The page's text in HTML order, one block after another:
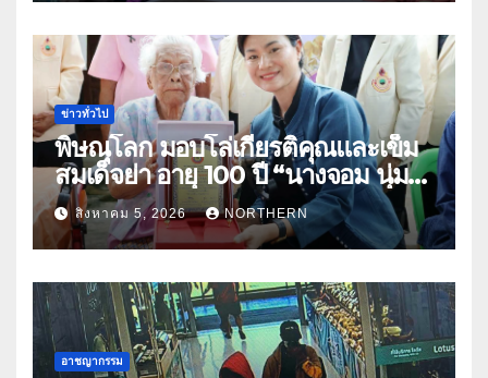
ข่าวทั่วไป
พิษณุโลก มอบโล่เกียรติคุณและเข็ม
สมเด็จย่า อายุ 100 ปี “นางจอม นุ่ม
เนตร” ตำบลบ้านกร่าง อำเภอเมือง
สิงหาคม 5, 2026 NORTHERN
อาชญากรรม